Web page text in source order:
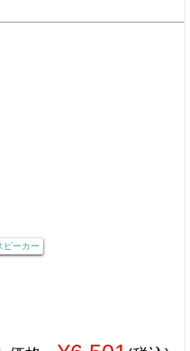
ピーカー